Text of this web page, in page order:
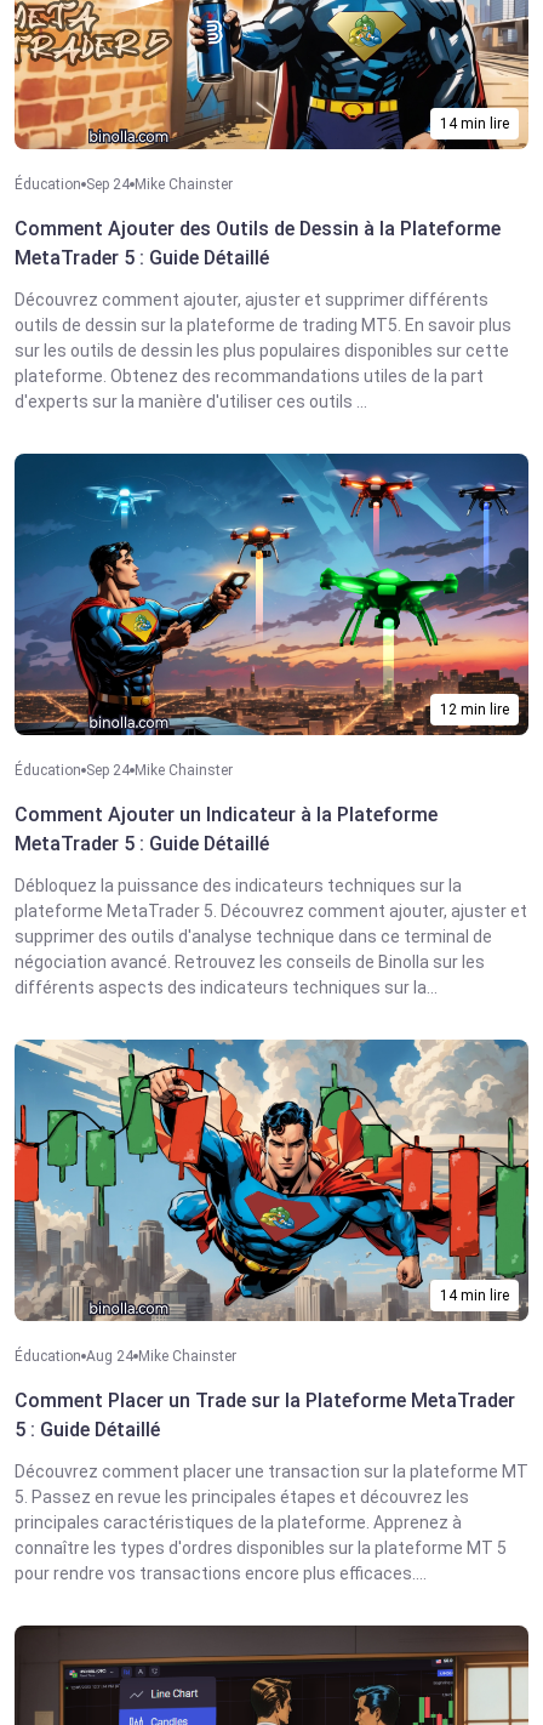
14 min lire
Éducation Sep 24 Mike Chainster
Comment Ajouter des Outils de Dessin à la Plateforme
MetaTrader 5 : Guide Détaillé
Découvrez comment ajouter, ajuster et supprimer différents
outils de dessin sur la plateforme de trading MT5. En savoir plus
sur les outils de dessin les plus populaires disponibles sur cette
plateforme. Obtenez des recommandations utiles de la part
d'experts sur la manière d'utiliser ces outils ...
12 min lire
Éducation Sep 24 Mike Chainster
Comment Ajouter un Indicateur à la Plateforme
MetaTrader 5 : Guide Détaillé
Débloquez la puissance des indicateurs techniques sur la
plateforme MetaTrader 5. Découvrez comment ajouter, ajuster et
supprimer des outils d'analyse technique dans ce terminal de
négociation avancé. Retrouvez les conseils de Binolla sur les
différents aspects des indicateurs techniques sur la...
14 min lire
Éducation Aug 24 Mike Chainster
Comment Placer un Trade sur la Plateforme MetaTrader
5 : Guide Détaillé
Découvrez comment placer une transaction sur la plateforme MT
5. Passez en revue les principales étapes et découvrez les
principales caractéristiques de la plateforme. Apprenez à
connaître les types d'ordres disponibles sur la plateforme MT 5
pour rendre vos transactions encore plus efficaces....